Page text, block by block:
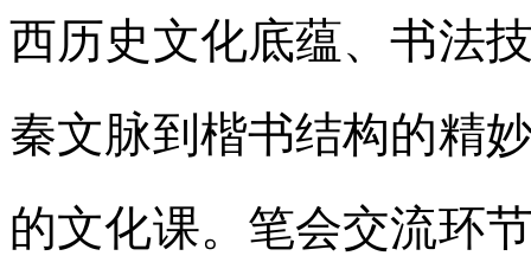
西历史文化底蕴、书法
秦文脉到楷书结构的精
的文化课。笔会交流环